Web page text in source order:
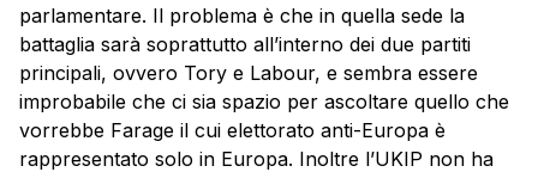
parlamentare. Il problema è che in quella sede la
battaglia sarà soprattutto all’interno dei due partiti
principali, ovvero Tory e Labour, e sembra essere
improbabile che ci sia spazio per ascoltare quello che
vorrebbe Farage il cui elettorato anti-Europa è
rappresentato solo in Europa. Inoltre l’UKIP non ha